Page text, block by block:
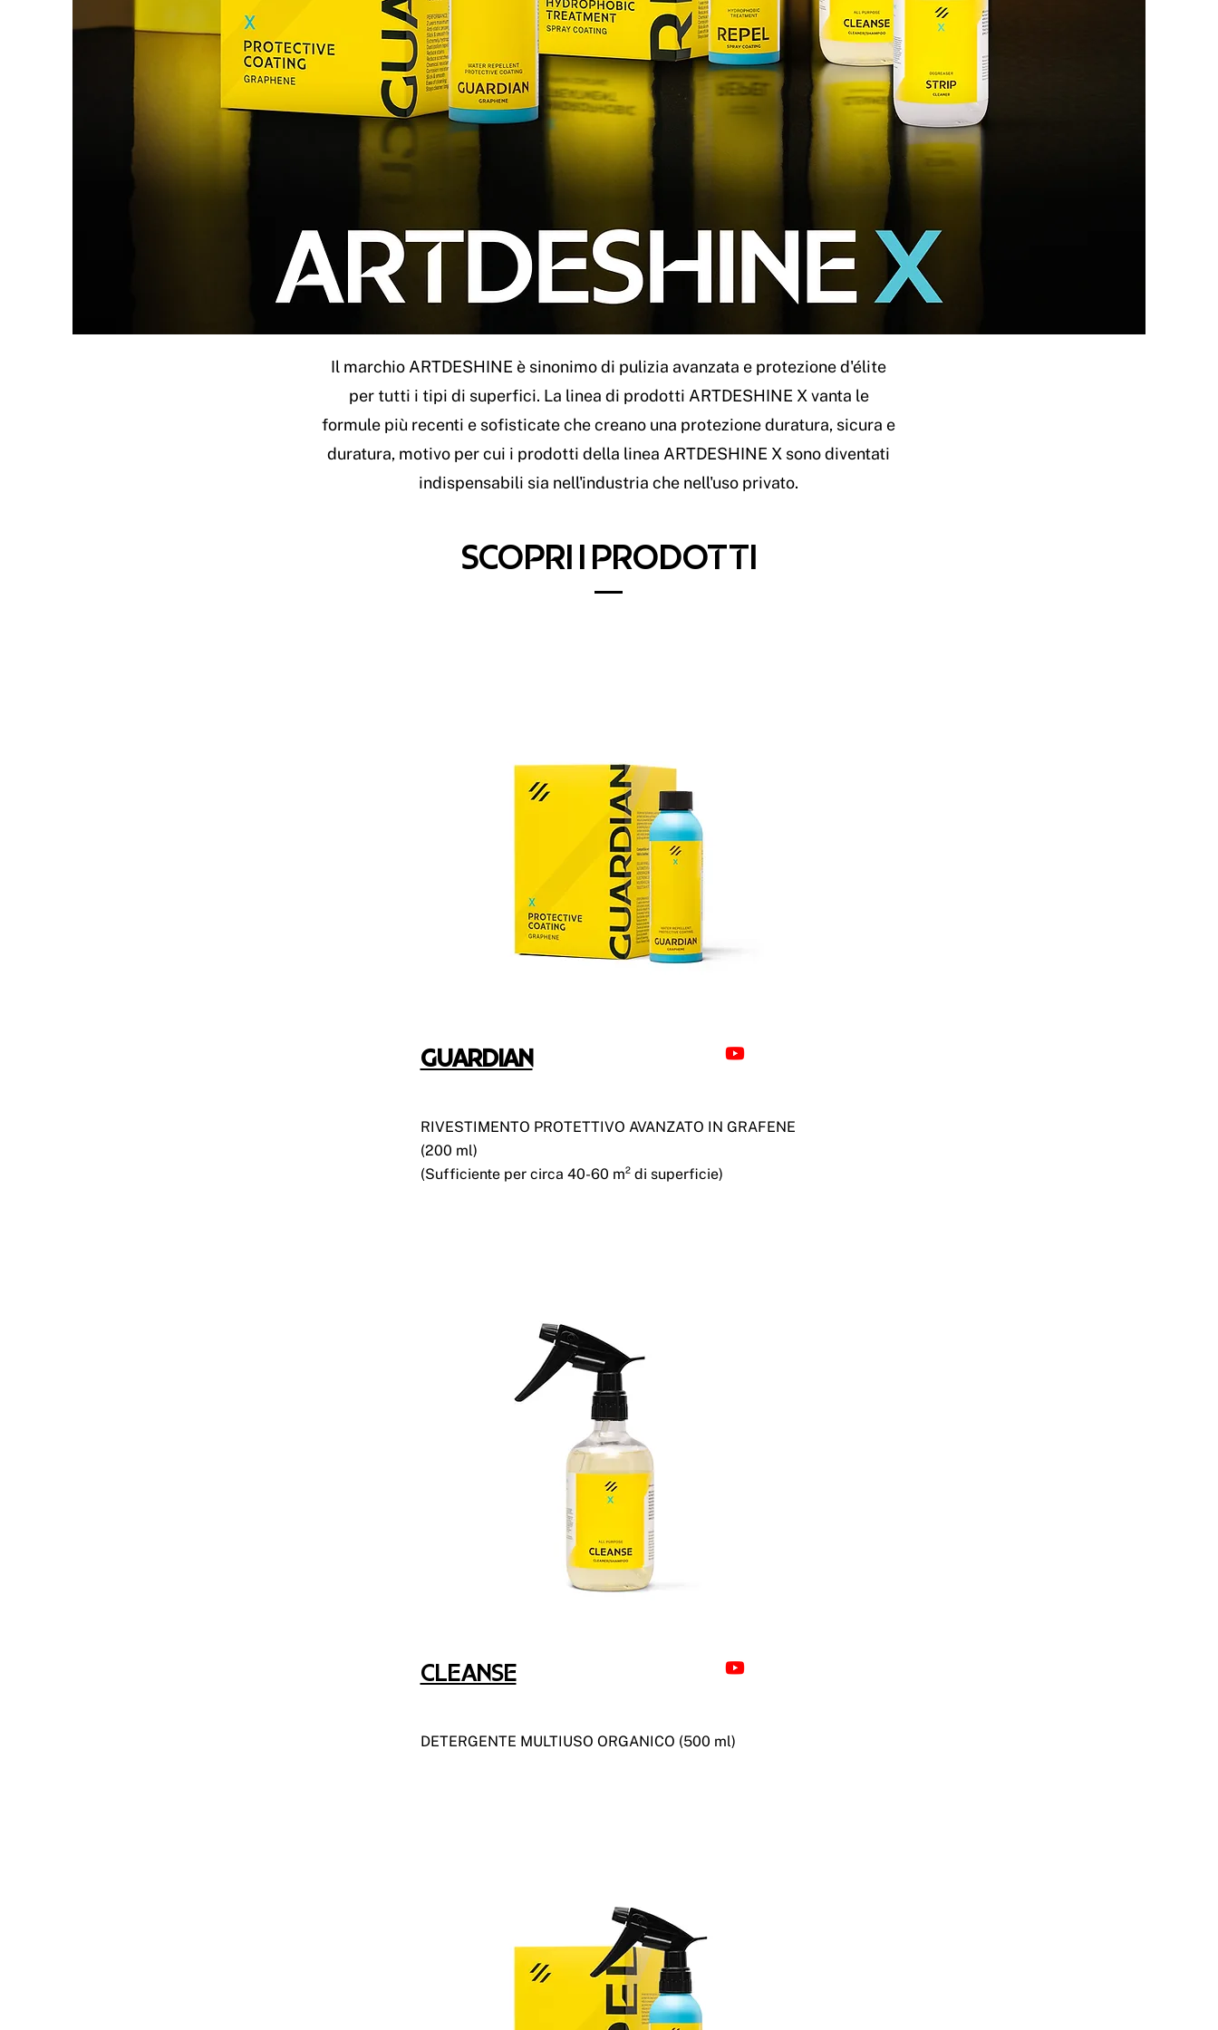
Il marchio ARTDESHINE è sinonimo di pulizia avanzata e protezione d'élite
per tutti i tipi di superfici. La linea di prodotti ARTDESHINE X vanta le
formule più recenti e sofisticate che creano una protezione duratura, sicura e
duratura, motivo per cui i prodotti della linea ARTDESHINE X sono diventati
indispensabili sia nell'industria che nell'uso privato.
SCOPRI I PRODOTTI
GUARDIAN
RIVESTIMENTO PROTETTIVO AVANZATO IN GRAFENE
(200 ml)
(Sufficiente per circa 40-60 m² di superficie)
CLEANSE
DETERGENTE MULTIUSO ORGANICO (500 ml)